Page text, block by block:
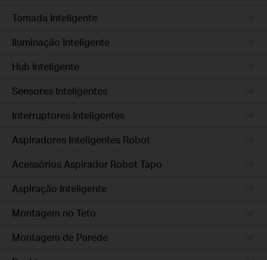
Tomada Inteligente
Iluminação Inteligente
Hub Inteligente
Sensores Inteligentes
Interruptores Inteligentes
Aspiradores Inteligentes Robot
Acessórios Aspirador Robot Tapo
Aspiração Inteligente
Montagem no Teto
Montagem de Parede